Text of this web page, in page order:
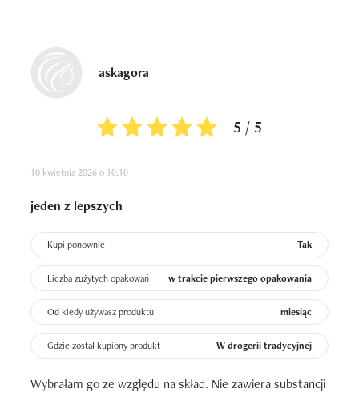
askagora
5 / 5
10 kwietnia 2026 o 10:10
jeden z lepszych
Kupi ponownie Tak
Liczba zużytych opakowań w trakcie pierwszego opakowania
Od kiedy używasz produktu miesiąc
Gdzie został kupiony produkt W drogerii tradycyjnej
Wybrałam go ze względu na skład. Nie zawiera substancji